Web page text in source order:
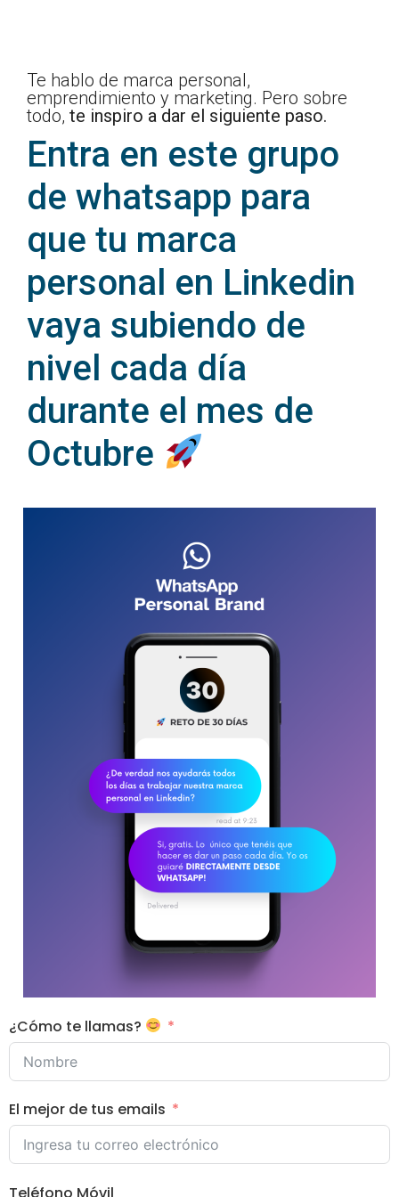
Te hablo de marca personal,
emprendimiento y marketing. Pero sobre
todo, te inspiro a dar el siguiente paso.
Entra en este grupo
de whatsapp para
que tu marca
personal en Linkedin
vaya subiendo de
nivel cada día
durante el mes de
Octubre
¿Cómo te llamas?
El mejor de tus emails
Teléfono Móvil